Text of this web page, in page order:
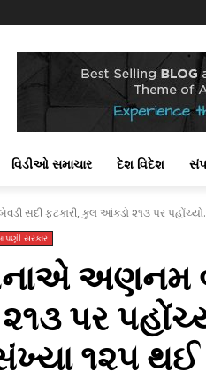
વિડીઓ સમાચાર દેશ વિદેશ
સદી ફટકારી, કુલ આંકડો ૨૧૩ પર
સરકાર
અણનમ
પર
૧૨૫ થઈ